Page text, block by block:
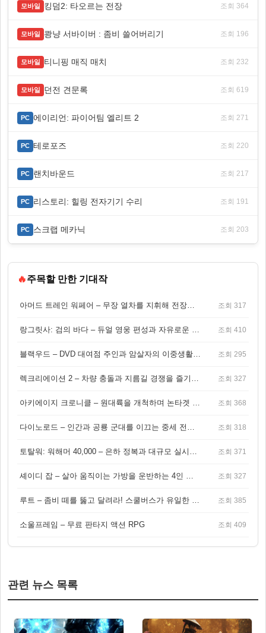
모바일 킹덤2: 타오르는 전장 조회 364
모바일 쾅냥 서바이버 : 좀비 쓸어버리기 조회 196
모바일 티니핑 매직 매치 조회 232
모바일 던전 견문록 조회 619
PC 에이리언: 파이어팀 엘리트 2 조회 271
PC 테로포즈 조회 220
PC 랜치바운드 조회 217
PC 리스토리: 힐링 전자기기 수리 조회 191
PC 스크랩 메카닉 조회 203
🔥주목할 만한 기대작
아머드 트레인 워페어 – 무장 열차를 지휘해 전장을 돌파하는 생존 전투 게임 조회 317
랑그릿사: 검의 바다 – 듀얼 영웅 편성과 자유로운 탐험을 결합한 판타지 전략 RPG 조회 410
블랙우드 – DVD 대여점 주인과 암살자의 이중생활을 그린 3인칭 액션 스릴러 게임 조회 295
렉크리에이션 2 – 차량 충돌과 지름길 경쟁을 즐기는 오픈월드 아케이드 레이싱 게임 조회 327
아키에이지 크로니클 – 원대륙을 개척하며 논타겟 전투를 즐기는 오픈월드 MMORPG 조회 368
다이노로드 – 인간과 공룡 군대를 이끄는 중세 전략 액션 RPG 조회 318
토탈워: 워해머 40,000 – 은하 정복과 대규모 실시간 전투가 결합된 전략 게임! 조회 371
셰이디 잡 – 살아 움직이는 가방을 운반하는 4인 협동 물리 어드벤처 게임 조회 327
루트 – 좀비 떼를 뚫고 달려라! 스쿨버스가 유일한 집이 되는 4인 협동 생존 게임 조회 385
소울프레임 – 무료 판타지 액션 RPG 조회 409
관련 뉴스 목록